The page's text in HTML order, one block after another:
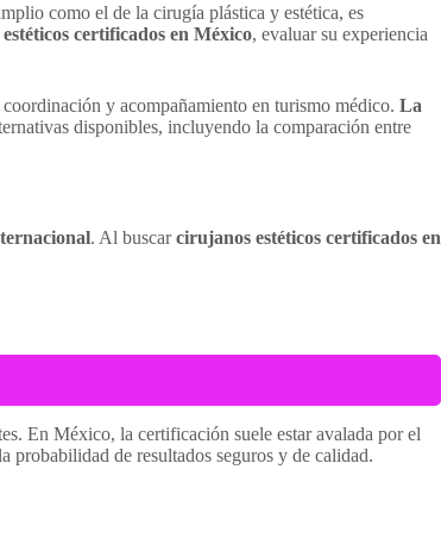
como el de la cirugía plástica y estética, es
certificados en México, evaluar su experiencia
y acompañamiento en turismo médico. La
disponibles, incluyendo la comparación entre
. Al buscarcirujanos estéticos certificados en
En México, la certificación suele estar avalada por el
probabilidad de resultados seguros y de calidad.